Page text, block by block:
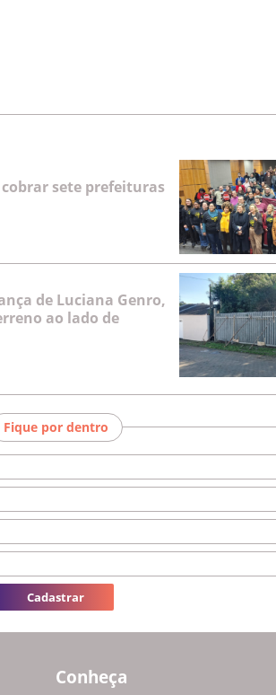
sete prefeituras
de Luciana Genro,
ao lado de
Fique por dentro
Cadastrar
Conheça